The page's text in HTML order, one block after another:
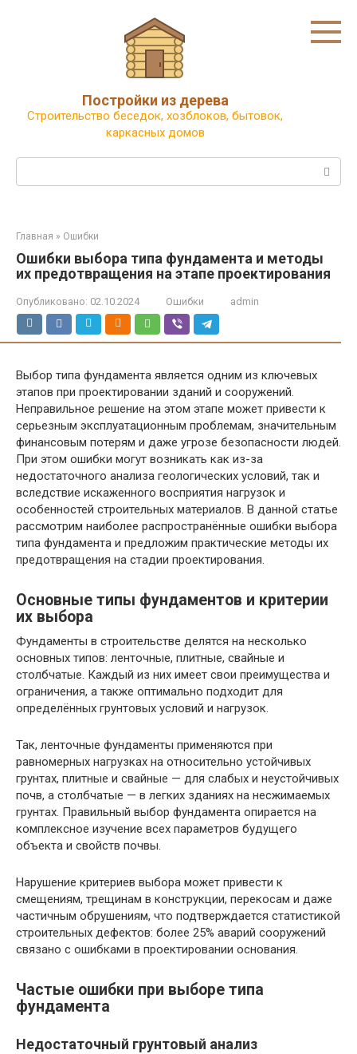
Постройки из дерева
Строительство беседок, хозблоков, бытовок,
каркасных домов
Главная » Ошибки
Ошибки выбора типа фундамента и методы
их предотвращения на этапе проектирования
Опубликовано: 02.10.2024 Ошибки admin
Выбор типа фундамента является одним из ключевых
этапов при проектировании зданий и сооружений.
Неправильное решение на этом этапе может привести к
серьезным эксплуатационным проблемам, значительным
финансовым потерям и даже угрозе безопасности людей.
При этом ошибки могут возникать как из-за
недостаточного анализа геологических условий, так и
вследствие искаженного восприятия нагрузок и
особенностей строительных материалов. В данной статье
рассмотрим наиболее распространённые ошибки выбора
типа фундамента и предложим практические методы их
предотвращения на стадии проектирования.
Основные типы фундаментов и критерии
их выбора
Фундаменты в строительстве делятся на несколько
основных типов: ленточные, плитные, свайные и
столбчатые. Каждый из них имеет свои преимущества и
ограничения, а также оптимально подходит для
определённых грунтовых условий и нагрузок.
Так, ленточные фундаменты применяются при
равномерных нагрузках на относительно устойчивых
грунтах, плитные и свайные — для слабых и неустойчивых
почв, а столбчатые — в легких зданиях на несжимаемых
грунтах. Правильный выбор фундамента опирается на
комплексное изучение всех параметров будущего
объекта и свойств почвы.
Нарушение критериев выбора может привести к
смещениям, трещинам в конструкции, перекосам и даже
частичным обрушениям, что подтверждается статистикой
строительных дефектов: более 25% аварий сооружений
связано с ошибками в проектировании основания.
Частые ошибки при выборе типа
фундамента
Недостаточный грунтовый анализ